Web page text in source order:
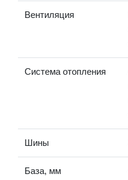
Вентиляция
Система отопления
Шины
База, мм